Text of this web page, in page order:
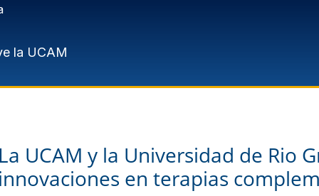
la UCAM
UCAM y la Universidad de Rio
en terapias